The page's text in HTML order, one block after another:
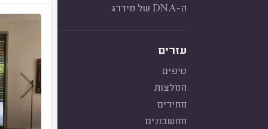
ה-DNA של מידרג
עזרים
טיפים
המלצות
מחירים
מחשבונים